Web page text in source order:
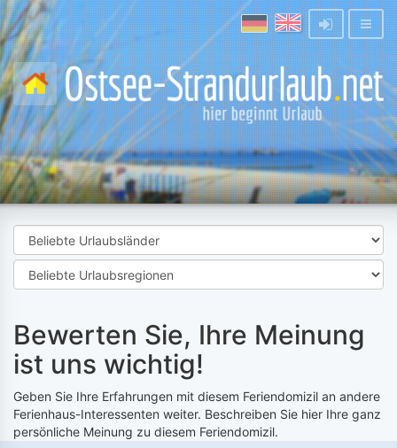
Bewerten Sie, Ihre Meinung
ist uns wichtig!
Geben Sie Ihre Erfahrungen mit diesem Feriendomizil an andere
Ferienhaus-Interessenten weiter. Beschreiben Sie hier Ihre ganz
persönliche Meinung zu diesem Feriendomizil.